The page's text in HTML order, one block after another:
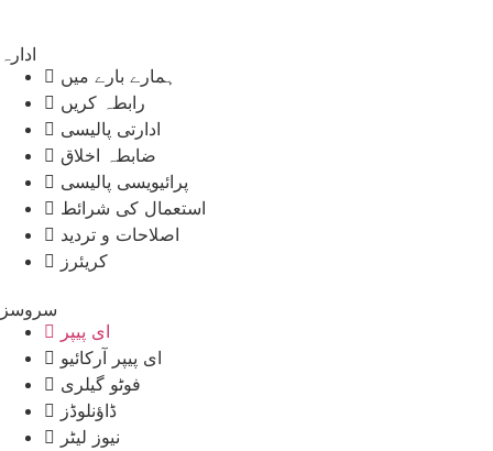
ادارہ
ہمارے بارے میں
رابطہ کریں
ادارتی پالیسی
ضابطہ اخلاق
پرائیویسی پالیسی
استعمال کی شرائط
اصلاحات و تردید
کریئرز
سروسز
ای پیپر
ای پیپر آرکائیو
فوٹو گیلری
ڈاؤنلوڈز
نیوز لیٹر